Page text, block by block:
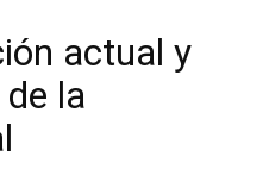
actual y
la